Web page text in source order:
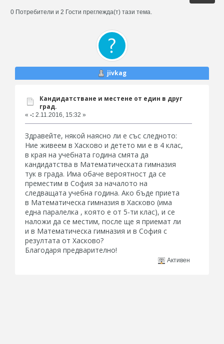
0 Потребители и 2 Гости преглежда(т) тази тема.
jivkag
Кандидатстване и местене от един в друг
град.
« -: 2.11.2016, 15:32 »
Здравейте, някой наясно ли е със следното:
Ние живеем в Хасково и детето ми е в 4 клас,
в края на учебната година смята да
кандидатства в Математическата гимназия
тук в града. Има обаче вероятност да се
преместим в София за началото на
следващата учебна година. Ако бъде приета
в Математическа гимназия в Хасково (има
една паралелка , която е от 5-ти клас), и се
наложи да се местим, после ще я приемат ли
и в Математическа гимназия и в София с
резултата от Хасково?
Благодаря предварително!
Активен